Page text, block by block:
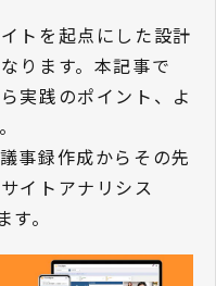
トを起点にした設計
ります。本記事で
実践のポイント、よ
事録作成からその先
イトアナリシス
。